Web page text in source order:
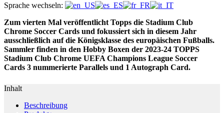
Sprache wechseln:
Zum vierten Mal veröffentlicht Topps die Stadium Club
Chrome Soccer Cards und fokussiert sich in diesem Jahr
ausschließlich auf die Königsklasse des europäischen Fußballs.
Sammler finden in den Hobby Boxen der 2023-24 TOPPS
Stadium Club Chrome UEFA Champions League Soccer
Cards 3 nummerierte Parallels und 1 Autograph Card.
Inhalt
Beschreibung